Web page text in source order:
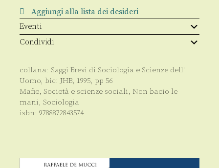
e
il
ricordo
quantità
Aggiungi alla lista dei desideri
Eventi
Condividi
collana: Saggi Brevi di Sociologia e Scienze dell'
Uomo, bic: JHB, 1995, pp 56
Mafie, Società e scienze sociali, Non bacio le
mani, Sociologia
isbn: 9788872843574